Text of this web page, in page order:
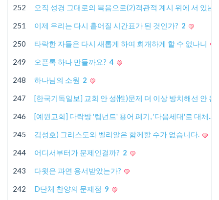
252 오직 성경 그대로의 복음으로(2)객관적 계시 위에 서 있
251 이제 우리는 다시 흩어질 시간표가 된 것인가? 2
250 타락한 자들은 다시 새롭게 하여 회개하게 할 수 없나니
249 오픈톡 하나 만들까요? 4
248 하나님의 소원 2
247 [한국기독일보] 교회 안 성(性)문제 더 이상 방치해선 안
246 [예원교회] 다락방 '렘넌트' 용어 폐기, '다음세대'로 대체...
245 김성호) 그리스도와 벨리알은 함께할 수가 없습니다.
244 어디서부터가 문제인걸까? 2
243 다윗은 과연 용서받았는가?
242 D단체 찬양의 문제점 9